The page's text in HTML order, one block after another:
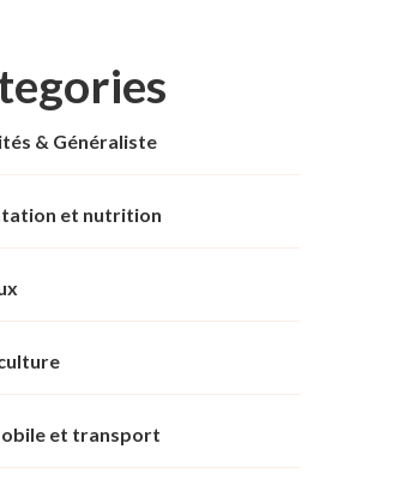
& Généraliste
et nutrition
et transport